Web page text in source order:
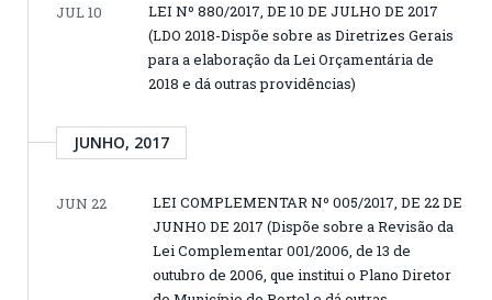
JUL 10
LEI Nº 880/2017, DE 10 DE JULHO DE 2017
(LDO 2018-Dispõe sobre as Diretrizes Gerais
para a elaboração da Lei Orçamentária de
2018 e dá outras providências)
JUNHO, 2017
JUN 22
LEI COMPLEMENTAR Nº 005/2017, DE 22 DE
JUNHO DE 2017 (Dispõe sobre a Revisão da
Lei Complementar 001/2006, de 13 de
outubro de 2006, que institui o Plano Diretor